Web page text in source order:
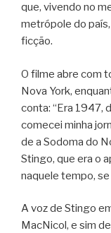
que, vivendo no
metrópole do
ficção.
O filme abre com
Nova York,
conta: “Era 1947,
comecei minha
de a Sodoma do
Stingo, que era o
naquele tempo,
A voz de Stingo
MacNicol, e sim